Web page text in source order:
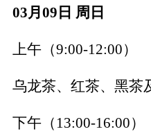
03月09日 周日
上午（9:00-12:00）
乌龙茶、红茶、黑茶
下午（ 13:00-16:00）